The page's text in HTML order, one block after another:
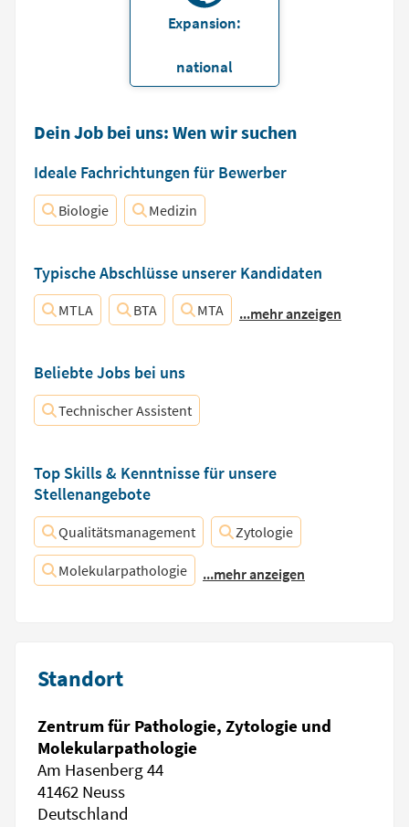
Expansion:
national
Dein Job bei uns: Wen wir suchen
Ideale Fachrichtungen für Bewerber
Biologie Medizin
Typische Abschlüsse unserer Kandidaten
MTLA BTA MTA ...mehr anzeigen
Beliebte Jobs bei uns
Technischer Assistent
Top Skills & Kenntnisse für unsere
Stellenangebote
Qualitätsmanagement Zytologie
Molekularpathologie ...mehr anzeigen
Standort
Zentrum für Pathologie, Zytologie und
Molekularpathologie
Am Hasenberg 44
41462 Neuss
Deutschland